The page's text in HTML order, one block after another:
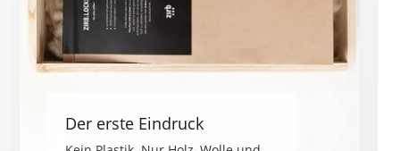
Der erste Eindruck